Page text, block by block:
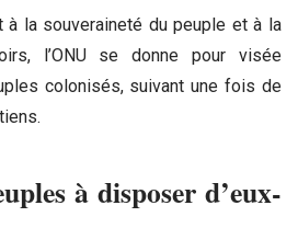
du peuple et à la
l’ONU se donne pour visée
colonisés, suivant une fois de
à disposer d’eux-